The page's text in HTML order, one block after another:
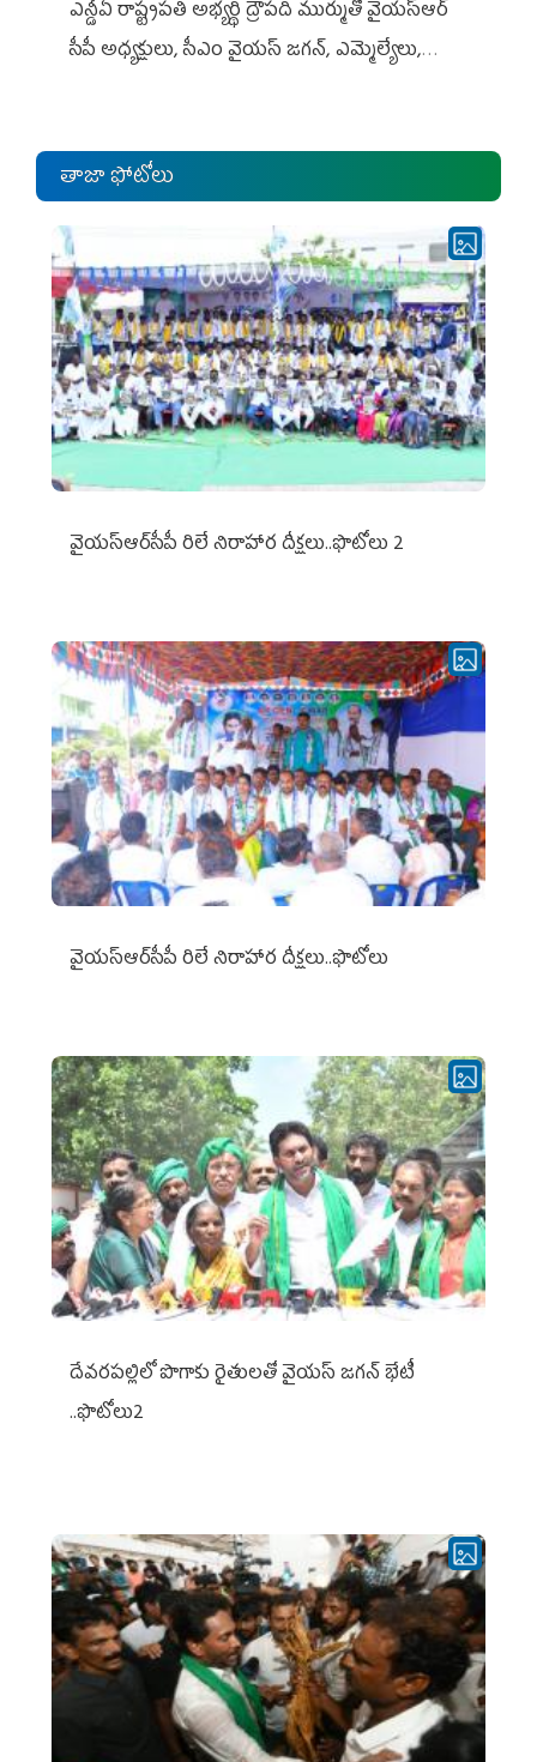
ఎన్డీఏ రాష్ట్ర‌ప‌తి అభ్య‌ర్థి ద్రౌప‌ది ముర్ముతో వైయ‌స్ఆర్
సీపీ అధ్య‌క్షులు, సీఎం వైయ‌స్ జ‌గ‌న్, ఎమ్మెల్యేలు,
తాజా ఫోటోలు
వైయ‌స్ఆర్‌సీపీ రిలే నిరాహార దీక్షలు..ఫొటోలు 2
వైయ‌స్ఆర్‌సీపీ రిలే నిరాహార దీక్షలు..ఫొటోలు
దేవరపల్లిలో పొగాకు రైతులతో వైయస్ జగన్ భేటీ
..ఫొటోలు2